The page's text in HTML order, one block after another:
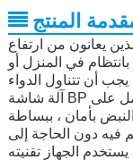
المنتج
يعانون من ارتفاع
في المنزل أو
آلة شاشة BP الرقمية مضغوطة وتلقائيًا بالكامل على العمل على
بأمان ، ببساطة
فيه دون الحاجة إلى
الجهاز تقنيته